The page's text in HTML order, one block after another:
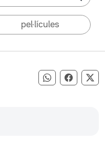
pel·lícules
Compartir